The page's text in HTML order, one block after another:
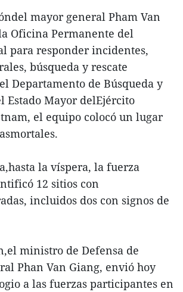
mayor general Pham Van
Oficina Permanente del
para responder incidentes,
búsqueda y rescate
Departamento de Búsqueda y
Estado Mayor delEjército
el equipo colocó un lugar
la víspera, la fuerza
12 sitios con
incluidos dos con signos de
ministro de Defensa de
Phan Van Giang, envió hoy
a las fuerzas participantes en